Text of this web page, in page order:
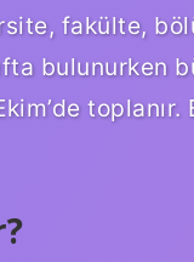
fakülte,
bulunurken